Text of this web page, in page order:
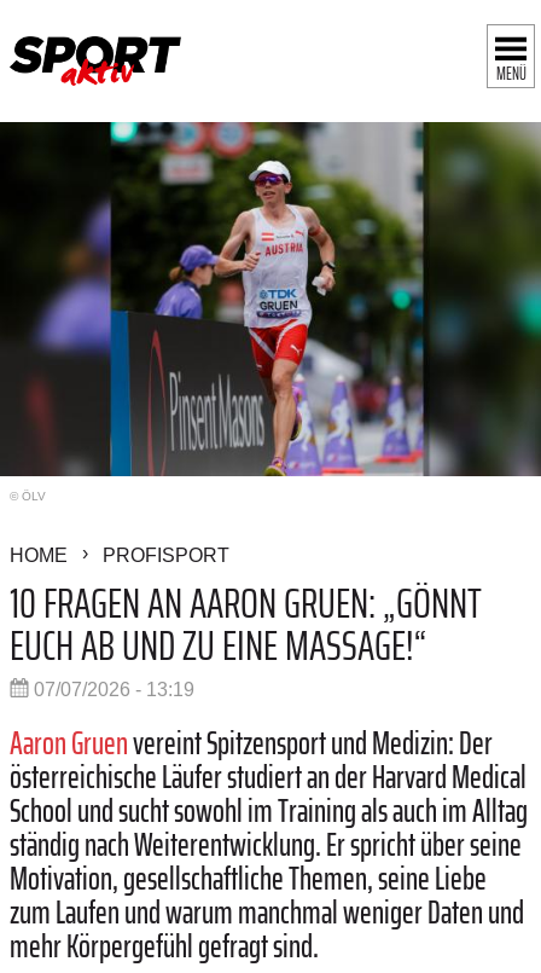
MENÜ
© ÖLV
HOME PROFISPORT
10 FRAGEN AN AARON GRUEN: „GÖNNT
EUCH AB UND ZU EINE MASSAGE!“
07/07/2026 - 13:19
Aaron Gruenvereint Spitzensport und Medizin: Der
österreichische Läufer studiert an der Harvard Medical
School und sucht sowohl im Training als auch im Alltag
ständig nach Weiterentwicklung. Er spricht über seine
Motivation, gesellschaftliche Themen, seine Liebe
zum Laufen und warum manchmal weniger Daten und
mehr Körpergefühl gefragt sind.